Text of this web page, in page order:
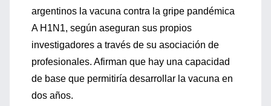
argentinos la vacuna contra la gripe pandémica
A H1N1, según aseguran sus propios
investigadores a través de su asociación de
profesionales. Afirman que hay una capacidad
de base que permitiría desarrollar la vacuna en
dos años.